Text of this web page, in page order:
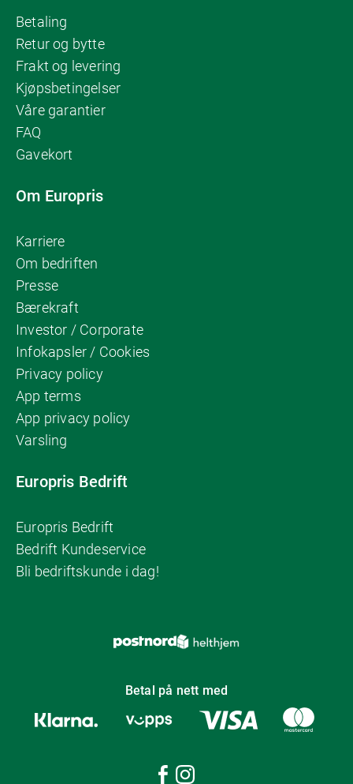
Betaling
Retur og bytte
Frakt og levering
Kjøpsbetingelser
Våre garantier
FAQ
Gavekort
Om Europris
Karriere
Om bedriften
Presse
Bærekraft
Investor / Corporate
Infokapsler / Cookies
Privacy policy
App terms
App privacy policy
Varsling
Europris Bedrift
Europris Bedrift
Bedrift Kundeservice
Bli bedriftskunde i dag!
Betal på nett med